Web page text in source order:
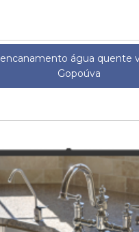
encanamento água quente
Gopoúva